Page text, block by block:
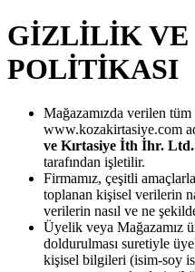
GİZLİLİK VE
POLİTİKASI
Mağazamızda verilen
www.kozakirtasiye.com
ve Kırtasiye İth İhr.
tarafından işletilir.
Firmamız, çeşitli
toplanan kişisel verilerin
verilerin nasıl ve ne
Üyelik veya Mağazamız
doldurulması suretiyle
kişisel bilgileri (isim-soy